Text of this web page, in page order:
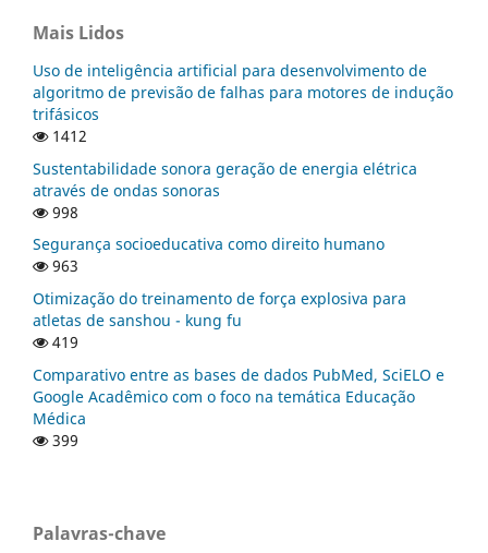
Mais Lidos
Uso de inteligência artificial para desenvolvimento de
algoritmo de previsão de falhas para motores de indução
trifásicos
1412
Sustentabilidade sonora geração de energia elétrica
através de ondas sonoras
998
Segurança socioeducativa como direito humano
963
Otimização do treinamento de força explosiva para
atletas de sanshou - kung fu
419
Comparativo entre as bases de dados PubMed, SciELO e
Google Acadêmico com o foco na temática Educação
Médica
399
Palavras-chave